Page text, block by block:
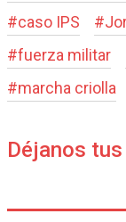
#caso IPS #
#fuerza militar
#marcha criolla
Déjanos